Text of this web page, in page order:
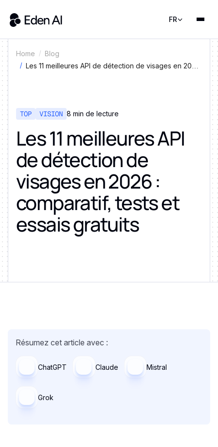
FR
Home
Blog
Les 11 meilleures API de détection de visages en 2026
TOP VISION 8 min de lecture
Les 11 meilleures API
de détection de
visages en 2026 :
comparatif, tests et
essais gratuits
Résumez cet article avec :
ChatGPT Claude Mistral
Grok